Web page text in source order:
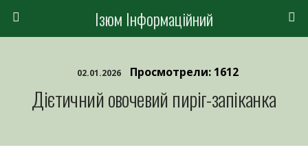
Ізюм Інформаційний
02.01.2026 Просмотрели: 1612
Дієтичний овочевий пиріг-запіканка